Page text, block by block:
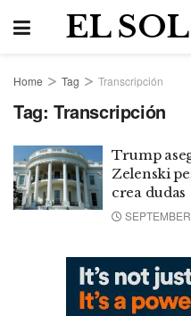
EL
Home Tag Transcripción
Tag: Transcripción
Trump
Zelenski
crea dudas